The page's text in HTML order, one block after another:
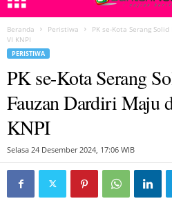
Beranda Peristiwa
PK se-Kota Serang
VI KNPI
PERISTIWA
PK se-Kota Serang
Fauzan Dardiri Maju
KNPI
Selasa 24 Desember 2024, 17:06 WIB